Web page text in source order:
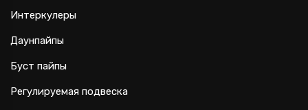
Интеркулеры
Даунпайпы
Буст пайпы
Регулируемая подвеска